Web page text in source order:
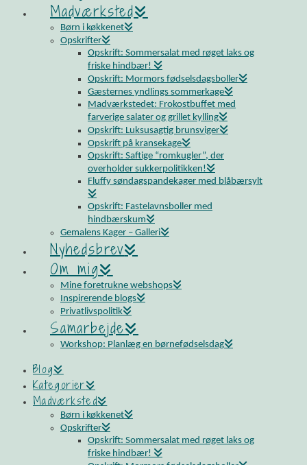
Madværksted
Børn i køkkenet
Opskrifter
Opskrift: Sommersalat med røget laks og
friske hindbær!
Opskrift: Mormors fødselsdagsboller
Gæsternes yndlings sommerkage
Madværkstedet: Frokostbuffet med
farverige salater og grillet kylling
Opskrift: Luksusagtig brunsviger
Opskrift på kransekage
Opskrift: Saftige “romkugler”, der
overholder sukkerpolitikken!
Fluffy søndagspandekager med blåbærsylt
Opskrift: Fastelavnsboller med
hindbærskum
Gemalens Kager – Galleri
Nyhedsbrev
Om mig
Mine foretrukne webshops
Inspirerende blogs
Privatlivspolitik
Samarbejde
Workshop: Planlæg en børnefødselsdag
Blog
Kategorier
Madværksted
Børn i køkkenet
Opskrifter
Opskrift: Sommersalat med røget laks og
friske hindbær!